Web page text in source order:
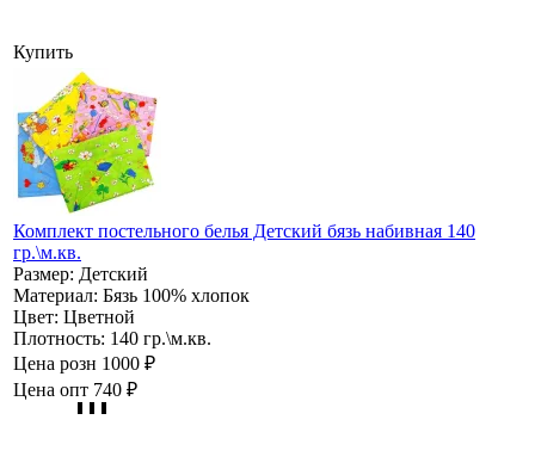
Купить
Комплект постельного белья Детский бязь набивная 140
гр.\м.кв.
Размер: Детский
Материал: Бязь 100% хлопок
Цвет: Цветной
Плотность: 140 гр.\м.кв.
Цена розн 1000 ₽
Цена опт 740 ₽